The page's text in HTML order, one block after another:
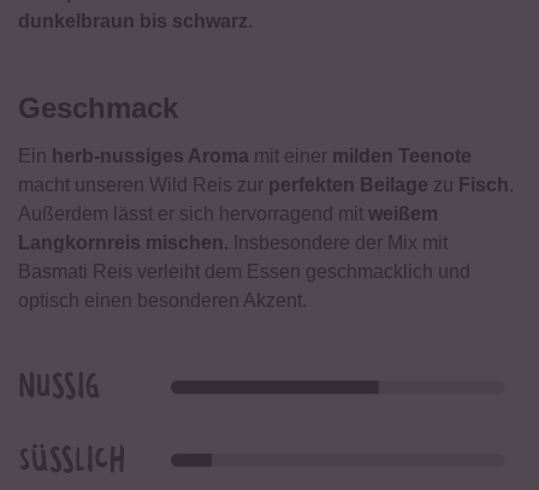
dunkelbraun bis schwarz.
Geschmack
Ein herb-nussiges Aroma mit einer milden Teenote
macht unseren Wild Reis zur perfekten Beilage zu Fisch.
Außerdem lässt er sich hervorragend mit weißem
Langkornreis mischen. Insbesondere der Mix mit
Basmati Reis verleiht dem Essen geschmacklich und
optisch einen besonderen Akzent.